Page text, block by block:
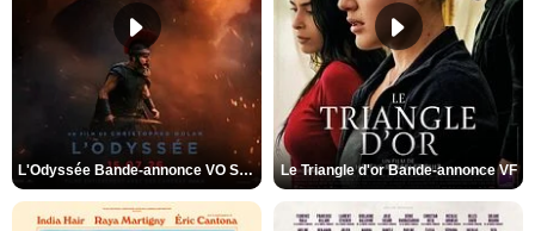
L'Odyssée Bande-annonce VO STFR Le Triangle d'or Bande-annonce VF